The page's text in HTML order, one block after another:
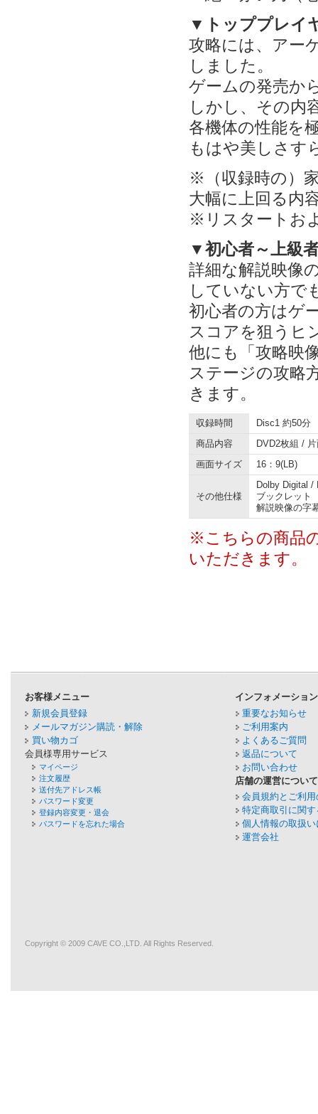
▼トッププレイ
攻略には、アー
しました。
ゲームの発売か
しかし、その内
各機体の性能を
もはや美しさす
※（収録時の）
大幅に上回る内
※リスタートお
▼初心者～上級
詳細な解説映像
していない方で
初心者の方はゲ
スコアを狙うヒ
他にも「攻略映
ステージの攻略
きます。
収録時間
Disc1 約50分
商品内容
DVD2枚組 /
画面サイズ
16：9(LB)
その他仕様
Dolby Digital /
ブックレット
解説映像の字
※こちらの商品
いただきます。
お客様メニュー
新規会員登録
メールマガジン購読・解除
買い物カゴ
会員様専用サービス
マイページ
注文履歴
送付先アドレス帳
パスワード変更
登録内容変更・退会
パスワードを忘れた場合
インフォメーション
重要なお知らせ
ご利用案内
よくあるご質問
返品について
お問い合わせ
店舗の運営について
会員規約とご利
特定商取引に関
個人情報の取扱
運営会社
Copyright © 2009 CAVE CO.,LTD. All Rights Reserved.